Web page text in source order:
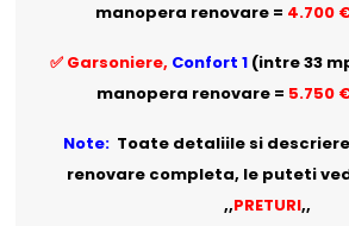
manopera renovare = 4.700
✅ Garsoniere, Confort 1 (intre 33
manopera renovare= 5.750
Note: Toate detaliile si
renovare completa, le puteti
,,PRETURI,,